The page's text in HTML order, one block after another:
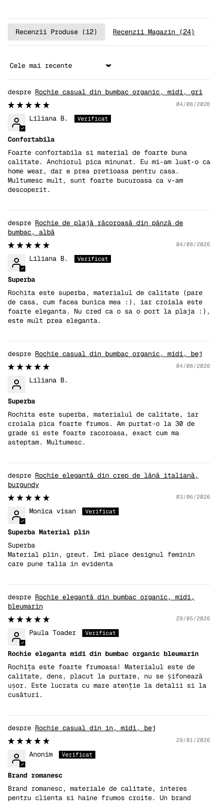
Recenzii Produse (12) Recenzii Magazin (24)
Sort by
Rochie casual din bumbac organic, midi, gri
04/08/2026
Liliana B.
Confortabila
Foarte confortabila si material de foarte buna
calitate. Anchiorul pica minunat. Eu mi-am luat-o ca
home wear, dar e prea pretioasa pentru casa.
Multumesc mult, sunt foarte bucuroasa ca v-am
descoperit.
Rochie de plajă răcoroasă din pânză de
bumbac, albă
04/08/2026
Liliana B.
Superba
Rochita este superba, materialul de calitate (pare
de casa, cum facea bunica mea :), iar croiala este
foarte eleganta. Nu cred ca o sa o port la plaja :),
este mult prea eleganta.
Rochie casual din bumbac organic, midi, bej
04/08/2026
Liliana B.
Superba
Rochita este superba, materialul de calitate, iar
croiala pica foarte frumos. Am purtat-o la 30 de
grade si este foarte racoroasa, exact cum ma
asteptam. Multumesc.
Rochie elegantă din crep de lână italiană,
burgundy
03/06/2026
Monica visan
Superba Material plin
Superba
Material plin, greut. Imi place designul feminin
care pune talia in evidenta
Rochie elegantă din bumbac organic, midi,
bleumarin
29/05/2026
Paula Toader
Rochie eleganta midi din bumbac organic bleumarin
Rochița este foarte frumoasa! Materialul este de
calitate, dens, placut la purtare, nu se șifonează
ușor. Este lucrata cu mare atenție la detalii si la
cusături.
Rochie casual din in, midi, bej
29/01/2026
Anonim
Brand romanesc
Brand romanesc, materiale de calitate, interes
pentru clienta si haine frumos croite. Un brand